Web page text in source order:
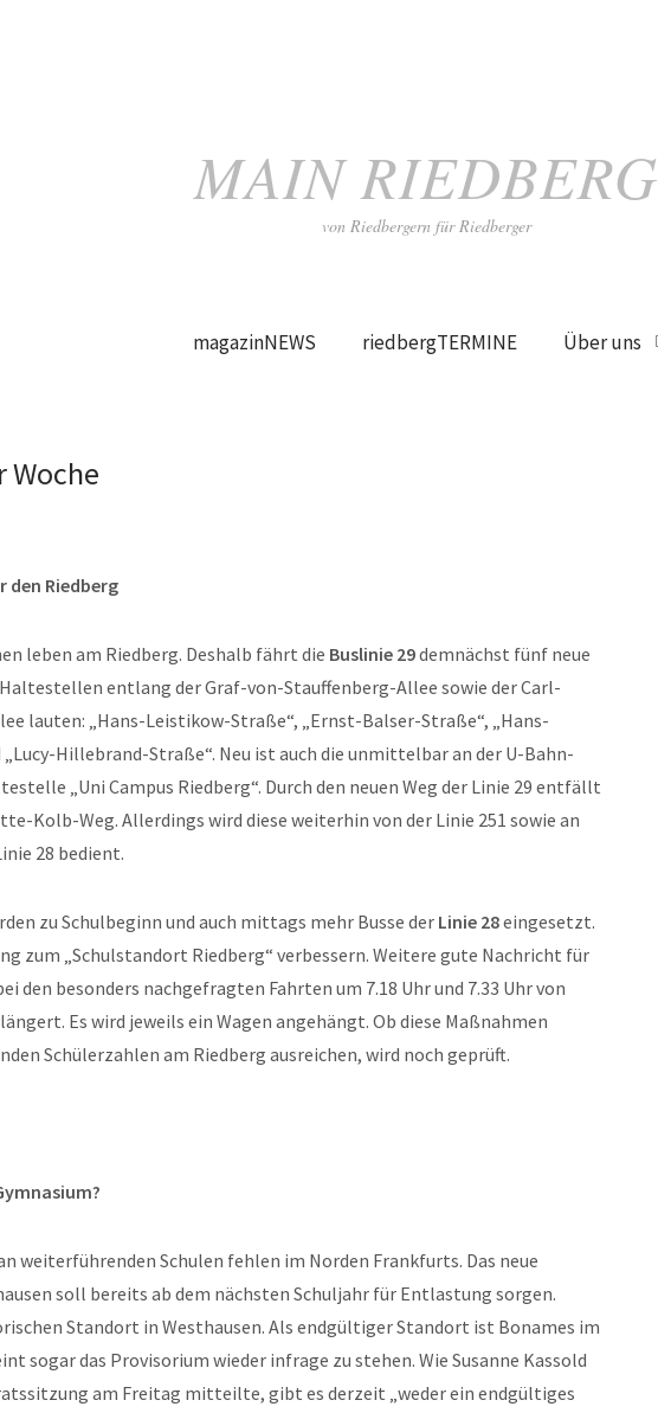
MAIN RIEDBERG
von Riedbergern für Riedberger
magazinNEWS riedbergTERMINE Über uns
Woche
den Riedberg
leben am Riedberg. Deshalb fährt die Buslinie 29demnächst fünf neue
entlang der Graf-von-Stauffenberg-Allee sowie der Carl-
lauten: „Hans-Leistikow-Straße“, „Ernst-Balser-Straße“, „Hans-
Hillebrand-Straße“. Neu ist auch die unmittelbar an der U-Bahn-
„Uni Campus Riedberg“. Durch den neuen Weg der Linie 29 entfällt
Kolb-Weg. Allerdings wird diese weiterhin von der Linie 251 sowie an
28 bedient.
zu Schulbeginn und auch mittags mehr Busse der Linie 28eingesetzt.
zum „Schulstandort Riedberg“ verbessern. Weitere gute Nachricht für
den besonders nachgefragten Fahrten um 7.18 Uhr und 7.33 Uhr von
Es wird jeweils ein Wagen angehängt. Ob diese Maßnahmen
Schülerzahlen am Riedberg ausreichen, wird noch geprüft.
weiterführenden Schulen fehlen im Norden Frankfurts. Das neue
soll bereits ab dem nächsten Schuljahr für Entlastung sorgen.
Standort in Westhausen. Als endgültiger Standort ist Bonames im
sogar das Provisorium wieder infrage zu stehen. Wie Susanne Kassold
am Freitag mitteilte, gibt es derzeit „weder ein endgültiges